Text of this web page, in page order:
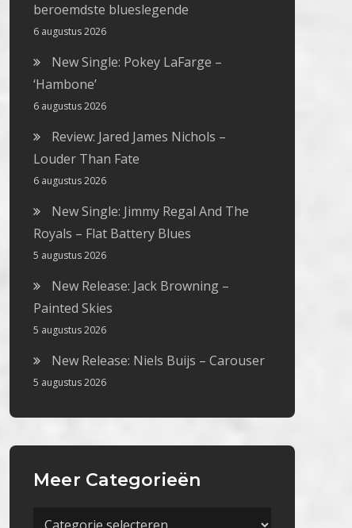
beroemdste blueslegende
6 augustus 2026
New Single: Pokey LaFarge –
‘Hambone’
6 augustus 2026
Review: Jared James Nichols –
Louder Than Fate
6 augustus 2026
New Single: Jimmy Regal And The
Royals – Flat Battery Blues
5 augustus 2026
New Release: Jack Browning –
Painted Skies
5 augustus 2026
New Release: Niels Buijs – Carouser
5 augustus 2026
Meer Categorieën
Meer